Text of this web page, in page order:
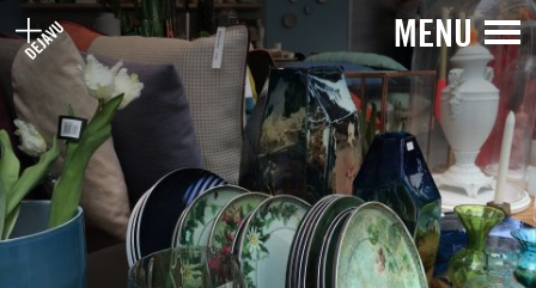
MENU